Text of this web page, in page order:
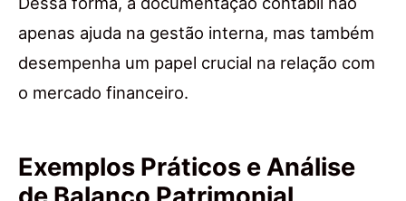
apenas ajuda na gestão interna, mas também
desempenha um papel crucial na relação com
o mercado financeiro.
Exemplos Práticos e Análise